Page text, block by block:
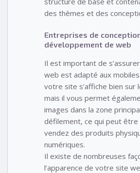
des thèmes et des
Entreprises de
développement de web
Il est important de
web est adapté aux
votre site s’affiche bien sur
mais il vous permet
images dans la zone
défilement, ce qui peut être
vendez des produits
numériques.
Il existe de nombreuses
l’apparence de votre site